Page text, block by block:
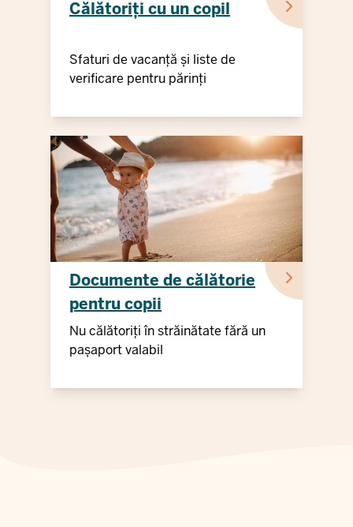
Călătoriți cu un copil
Sfaturi de vacanță și liste de
verificare pentru părinți
Documente de călătorie
pentru copii
Nu călătoriți în străinătate fără un
pașaport valabil